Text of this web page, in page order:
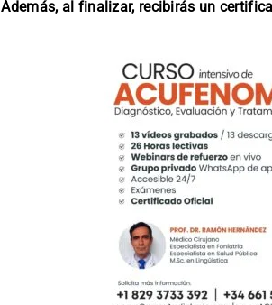
Además, al finalizar, recibirás un